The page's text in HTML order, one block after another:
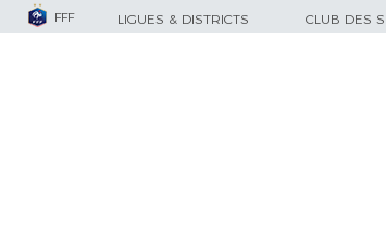
FFF LIGUES & DISTRICTS CLUB DES